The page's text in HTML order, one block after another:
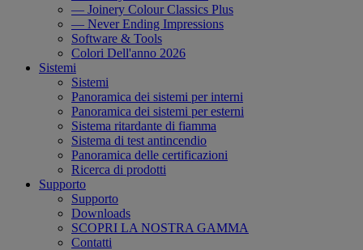
— Joinery Colour Classics Plus
— Never Ending Impressions
Software & Tools
Colori Dell'anno 2026
Sistemi
Sistemi
Panoramica dei sistemi per interni
Panoramica dei sistemi per esterni
Sistema ritardante di fiamma
Sistema di test antincendio
Panoramica delle certificazioni
Ricerca di prodotti
Supporto
Supporto
Downloads
SCOPRI LA NOSTRA GAMMA
Contatti